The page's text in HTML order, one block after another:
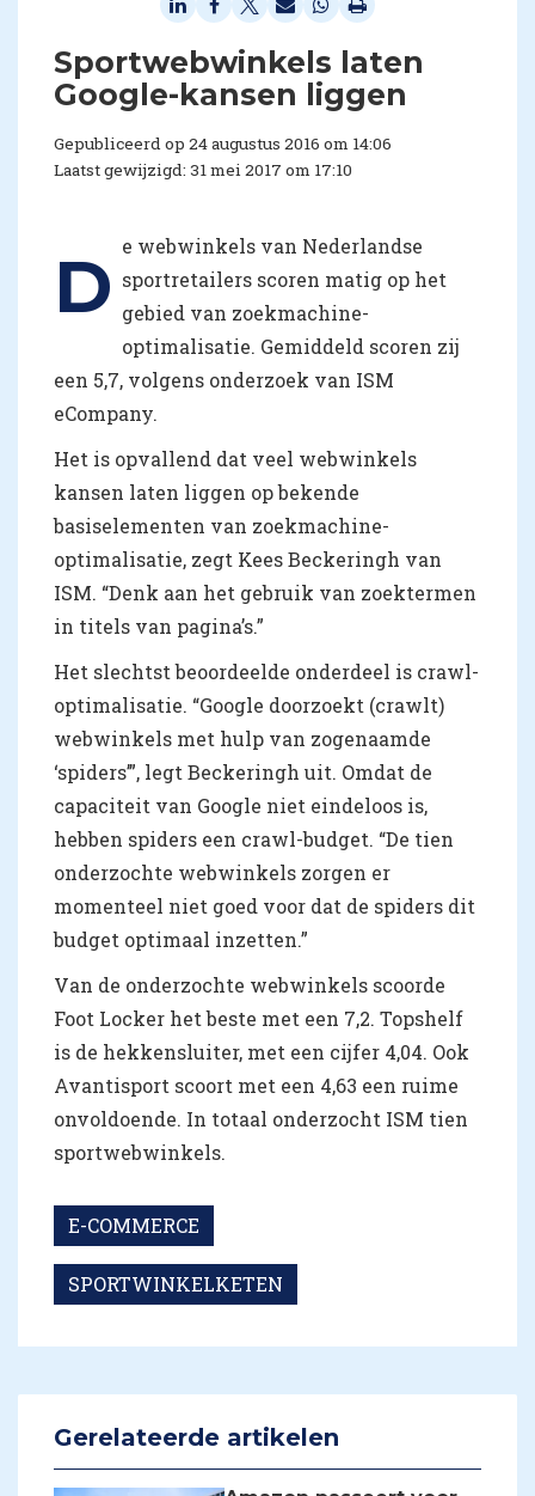
Sportwebwinkels laten
Google-kansen liggen
Gepubliceerd op 24 augustus 2016 om 14:06
Laatst gewijzigd: 31 mei 2017 om 17:10
D e webwinkels van Nederlandse
sportretailers scoren matig op het
gebied van zoekmachine-
optimalisatie. Gemiddeld scoren zij
een 5,7, volgens onderzoek van ISM
eCompany.
Het is opvallend dat veel webwinkels
kansen laten liggen op bekende
basiselementen van zoekmachine-
optimalisatie, zegt Kees Beckeringh van
ISM. “Denk aan het gebruik van zoektermen
in titels van pagina’s.”
Het slechtst beoordeelde onderdeel is crawl-
optimalisatie. “Google doorzoekt (crawlt)
webwinkels met hulp van zogenaamde
‘spiders’”, legt Beckeringh uit. Omdat de
capaciteit van Google niet eindeloos is,
hebben spiders een crawl-budget. “De tien
onderzochte webwinkels zorgen er
momenteel niet goed voor dat de spiders dit
budget optimaal inzetten.”
Van de onderzochte webwinkels scoorde
Foot Locker het beste met een 7,2. Topshelf
is de hekkensluiter, met een cijfer 4,04. Ook
Avantisport scoort met een 4,63 een ruime
onvoldoende. In totaal onderzocht ISM tien
sportwebwinkels.
E-COMMERCE
SPORTWINKELKETEN
Gerelateerde artikelen